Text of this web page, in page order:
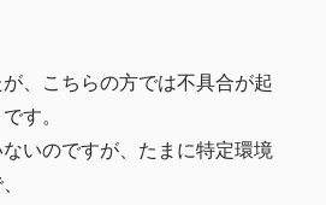
、こちらの方では不具合が起
す。
いのですが、たまに特定環境